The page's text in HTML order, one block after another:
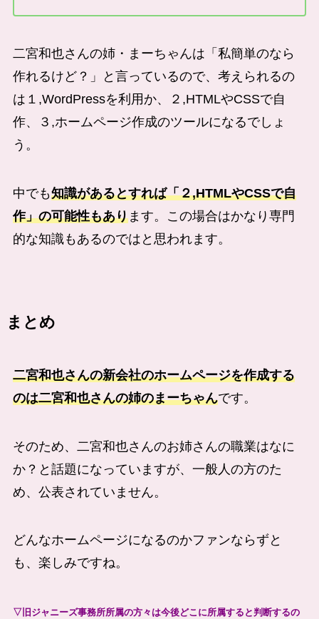
二宮和也さんの姉・まーちゃんは「私簡単のなら
作れるけど？」と言っているので、考えられるの
は１,WordPressを利用か、２,HTMLやCSSで自
作、３,ホームページ作成のツールになるでしょ
う。
中でも知識があるとすれば「２,HTMLやCSSで自
作」の可能性もあります。この場合はかなり専門
的な知識もあるのではと思われます。
まとめ
二宮和也さんの新会社のホームページを作成する
のは二宮和也さんの姉のまーちゃんです。
そのため、二宮和也さんのお姉さんの職業はなに
か？と話題になっていますが、一般人の方のた
め、公表されていません。
どんなホームページになるのかファンならずと
も、楽しみですね。
▽旧ジャニーズ事務所所属の方々は今後どこに所属すると判断するの